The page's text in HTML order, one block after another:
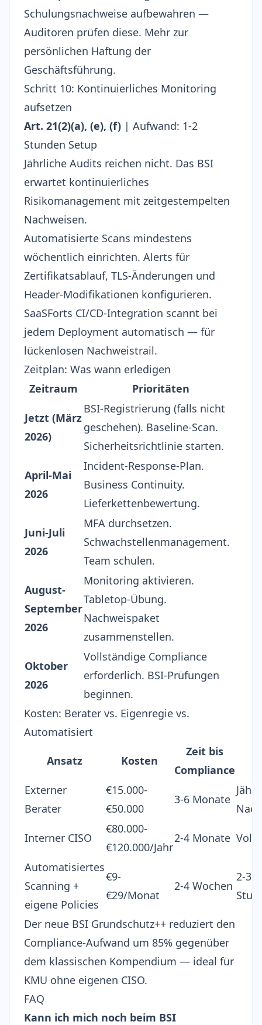
Schulungsnachweise aufbewahren —
Auditoren prüfen diese. Mehr zur
persönlichen Haftung der
Geschäftsführung.
Schritt 10: Kontinuierliches Monitoring
aufsetzen
Art. 21(2)(a), (e), (f) | Aufwand: 1-2
Stunden Setup
Jährliche Audits reichen nicht. Das BSI
erwartet kontinuierliches
Risikomanagement mit zeitgestempelten
Nachweisen.
Automatisierte Scans mindestens
wöchentlich einrichten. Alerts für
Zertifikatsablauf, TLS-Änderungen und
Header-Modifikationen konfigurieren.
SaaSForts CI/CD-Integration scannt bei
jedem Deployment automatisch — für
lückenlosen Nachweistrail.
Zeitplan: Was wann erledigen
Zeitraum
Prioritäten
Jetzt (März
2026)
BSI-Registrierung (falls nicht
geschehen). Baseline-Scan.
Sicherheitsrichtlinie starten.
April-Mai
2026
Incident-Response-Plan.
Business Continuity.
Lieferkettenbewertung.
Juni-Juli
2026
MFA durchsetzen.
Schwachstellenmanagement.
Team schulen.
August-
September
2026
Monitoring aktivieren.
Tabletop-Übung.
Nachweispaket
zusammenstellen.
Oktober
2026
Vollständige Compliance
erforderlich. BSI-Prüfungen
beginnen.
Kosten: Berater vs. Eigenregie vs.
Automatisiert
Ansatz Kosten
Zeit bis
Compliance
Externer
Berater
€15.000-
€50.000
3-6 Monate
Interner CISO
€80.000-
€120.000/Jahr
2-4 Monate
Automatisiertes
Scanning +
eigene Policies
€9-
€29/Monat
2-4 Wochen
2-3
Der neue BSI Grundschutz++ reduziert den
Compliance-Aufwand um 85% gegenüber
dem klassischen Kompendium — ideal für
KMU ohne eigenen CISO.
FAQ
Kann ich mich noch beim BSI